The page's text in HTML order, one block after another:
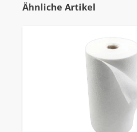
Produktgalerie überspringen
Ähnliche Artikel